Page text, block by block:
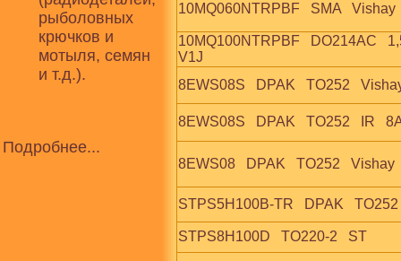
рыболовных
крючков и
мотыля, семян
и т.д.).
Подробнее...
10MQ060NTRPBF   SMA   Vishay
10MQ100NTRPBF   DO214AC
V1J
8EWS08S   DPAK   TO252
8EWS08S   DPAK   TO252   IR
8EWS08   DPAK   TO252   Vishay
STPS5H100B-TR   DPAK
STPS8H100D   TO220-2   ST